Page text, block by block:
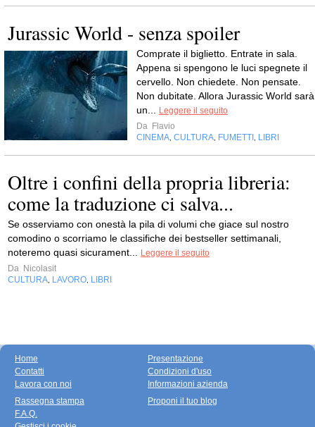
Jurassic World - senza spoiler
Comprate il biglietto. Entrate in sala.
Appena si spengono le luci spegnete il
cervello. Non chiedete. Non pensate.
Non dubitate. Allora Jurassic World sarà
un...
Leggere il seguito
Da Flavio
CINEMA CULTURA FUMETTI LIBRI
Oltre i confini della propria libreria:
come la traduzione ci salva...
Se osserviamo con onestà la pila di volumi che giace sul nostro
comodino o scorriamo le classifiche dei bestseller settimanali,
noteremo quasi sicurament...
Leggere il seguito
Da Nicolasit
CULTURA LAVORO LIBRI
Home
Contatti
Lavora con noi
Presentazione
Condizioni d'uso
Informazioni azienda
Rassegna stampa
F.A.Q.
Proponi il tuo blog